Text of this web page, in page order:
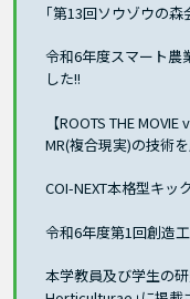
｢第13回ソウゾウの
令和6年度スマート農
した!!
【ROOTS THE
MR(複合現実)の技術
COI-NEXT本格型キッ
令和6年度第1回創造
本学教員及び学生の